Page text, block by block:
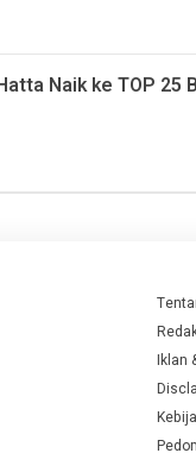
Naik ke TOP 25
Iklan